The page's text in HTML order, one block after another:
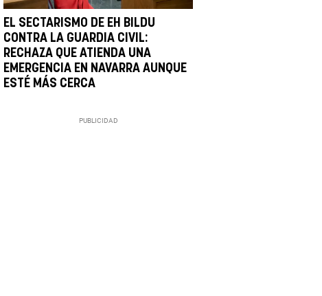
EL SECTARISMO DE EH BILDU
CONTRA LA GUARDIA CIVIL:
RECHAZA QUE ATIENDA UNA
EMERGENCIA EN NAVARRA AUNQUE
ESTÉ MÁS CERCA